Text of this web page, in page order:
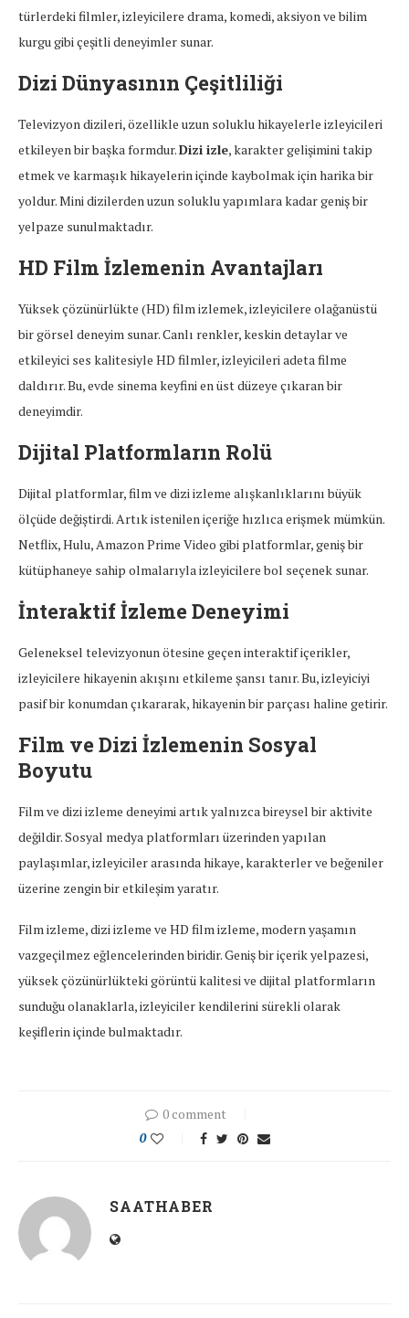
türlerdeki filmler, izleyicilere drama, komedi, aksiyon ve bilim
kurgu gibi çeşitli deneyimler sunar.
Dizi Dünyasının Çeşitliliği
Televizyon dizileri, özellikle uzun soluklu hikayelerle izleyicileri
etkileyen bir başka formdur.Dizi izle, karakter gelişimini takip
etmek ve karmaşık hikayelerin içinde kaybolmak için harika bir
yoldur. Mini dizilerden uzun soluklu yapımlara kadar geniş bir
yelpaze sunulmaktadır.
HD Film İzlemenin Avantajları
Yüksek çözünürlükte (HD) film izlemek, izleyicilere olağanüstü
bir görsel deneyim sunar. Canlı renkler, keskin detaylar ve
etkileyici ses kalitesiyle HD filmler, izleyicileri adeta filme
daldırır. Bu, evde sinema keyfini en üst düzeye çıkaran bir
deneyimdir.
Dijital Platformların Rolü
Dijital platformlar, film ve dizi izleme alışkanlıklarını büyük
ölçüde değiştirdi. Artık istenilen içeriğe hızlıca erişmek mümkün.
Netflix, Hulu, Amazon Prime Video gibi platformlar, geniş bir
kütüphaneye sahip olmalarıyla izleyicilere bol seçenek sunar.
İnteraktif İzleme Deneyimi
Geleneksel televizyonun ötesine geçen interaktif içerikler,
izleyicilere hikayenin akışını etkileme şansı tanır. Bu, izleyiciyi
pasif bir konumdan çıkararak, hikayenin bir parçası haline getirir.
Film ve Dizi İzlemenin Sosyal
Boyutu
Film ve dizi izleme deneyimi artık yalnızca bireysel bir aktivite
değildir. Sosyal medya platformları üzerinden yapılan
paylaşımlar, izleyiciler arasında hikaye, karakterler ve beğeniler
üzerine zengin bir etkileşim yaratır.
Film izleme, dizi izleme ve HD film izleme, modern yaşamın
vazgeçilmez eğlencelerinden biridir. Geniş bir içerik yelpazesi,
yüksek çözünürlükteki görüntü kalitesi ve dijital platformların
sunduğu olanaklarla, izleyiciler kendilerini sürekli olarak
keşiflerin içinde bulmaktadır.
0 comment
0
SAATHABER